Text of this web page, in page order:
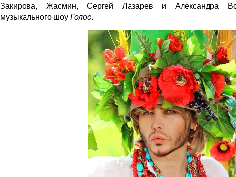
Закирова, Жасмин, Сергей Лазарев и Александра
музыкального шоуГолос.